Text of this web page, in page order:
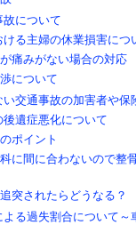
故について
る主婦の休業損害につ
痛みがない場合の対応
について
い交通事故の加害者や保
後遺症悪化について
ポイント
に間に合わないので整
突されたらどうなる？
る過失割合について～